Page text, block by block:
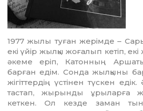
1977 жылы туған жерімде –
екі үйір жылқы жоғалып кетіп,
әкеме еріп, Катон­ның
барған едім. Сонда жылқыны
жігіттердің үстінен түскен
тастап, жырынды ұрыларға
кеткен. Ол кезде заман